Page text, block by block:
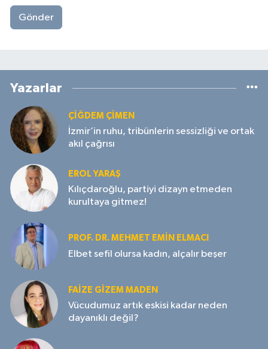
Gönder
Yazarlar
ÇIĞDEM ÇIMEN
İzmir’in ruhu, tribünlerin sessizliği ve ortak
akıl çağrısı
EROL YARAŞ
Kılıçdaroğlu, partiyi dizayn etmeden
kurultaya gitmez!
PROF. DR. MEHMET EMIN ELMACI
Elbet sefil olursa kadın, alçalır beşer
FAIZE GIZEM MADEN
Vücudumuz artık eskisi kadar neden
dayanıklı değil?